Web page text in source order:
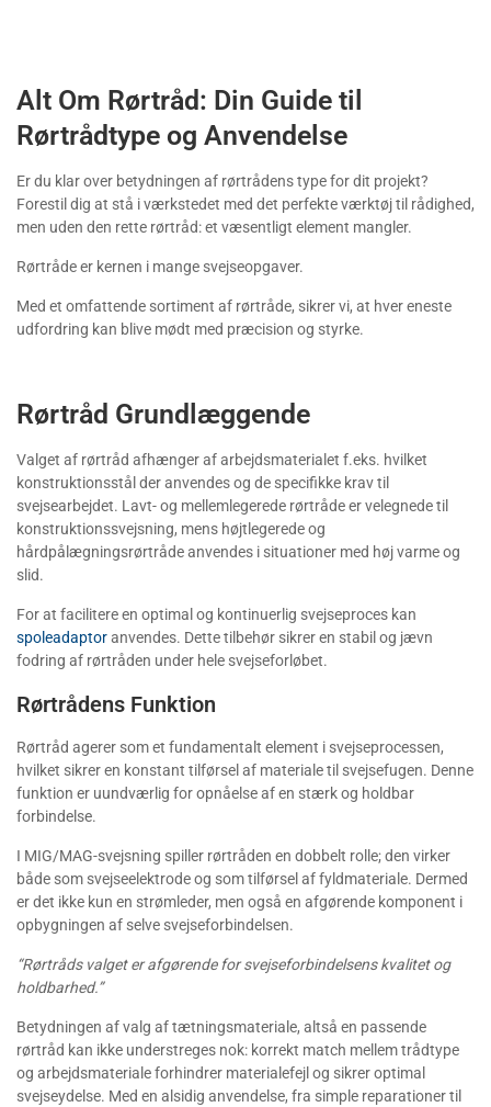
Alt Om Rørtråd: Din Guide til
Rørtrådtype og Anvendelse
Er du klar over betydningen af rørtrådens type for dit projekt?
Forestil dig at stå i værkstedet med det perfekte værktøj til rådighed,
men uden den rette rørtråd: et væsentligt element mangler.
Rørtråde er kernen i mange svejseopgaver.
Med et omfattende sortiment af rørtråde, sikrer vi, at hver eneste
udfordring kan blive mødt med præcision og styrke.
Rørtråd Grundlæggende
Valget af rørtråd afhænger af arbejdsmaterialet f.eks. hvilket
konstruktionsstål der anvendes og de specifikke krav til
svejsearbejdet. Lavt- og mellemlegerede rørtråde er velegnede til
konstruktionssvejsning, mens højtlegerede og
hårdpålægningsrørtråde anvendes i situationer med høj varme og
slid.
For at facilitere en optimal og kontinuerlig svejseproces kan
spoleadaptoranvendes. Dette tilbehør sikrer en stabil og jævn
fodring af rørtråden under hele svejseforløbet.
Rørtrådens Funktion
Rørtråd agerer som et fundamentalt element i svejseprocessen,
hvilket sikrer en konstant tilførsel af materiale til svejsefugen. Denne
funktion er uundværlig for opnåelse af en stærk og holdbar
forbindelse.
I MIG/MAG-svejsning spiller rørtråden en dobbelt rolle; den virker
både som svejseelektrode og som tilførsel af fyldmateriale. Dermed
er det ikke kun en strømleder, men også en afgørende komponent i
opbygningen af selve svejseforbindelsen.
Rørtråds valget er afgørende for svejseforbindelsens kvalitet og
holdbarhed.
Betydningen af valg af tætningsmateriale, altså en passende
rørtråd kan ikke understreges nok: korrekt match mellem trådtype
og arbejdsmateriale forhindrer materialefejl og sikrer optimal
svejseydelse. Med en alsidig anvendelse, fra simple reparationer til